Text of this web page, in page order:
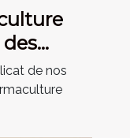
de nos